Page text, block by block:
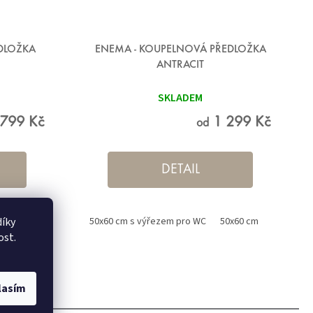
Kč
cm
ENEMA - KOUPELNOVÁ PŘEDLOŽKA
ANTRACIT
SKLADEM
od 1 299 Kč
DETAIL
50x60 cm s výřezem pro WC 50x60 cm